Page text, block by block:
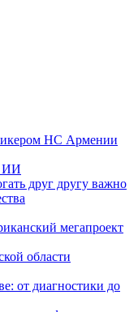
НС Армении
ИИ
друг другу важно
мегапроект
области
от диагностики до